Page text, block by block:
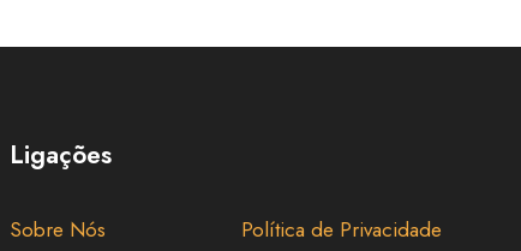
Ligações
Sobre Nós Política de Privacidade